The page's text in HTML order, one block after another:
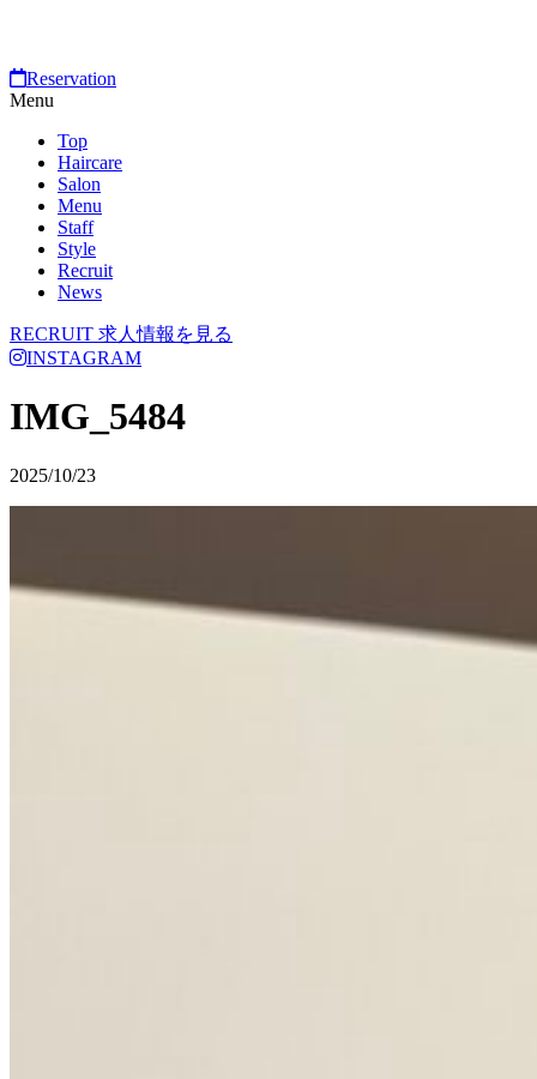
Reservation
Menu
Top
Haircare
Salon
Menu
Staff
Style
Recruit
News
RECRUIT 求人情報を見る
INSTAGRAM
IMG_5484
2025/10/23